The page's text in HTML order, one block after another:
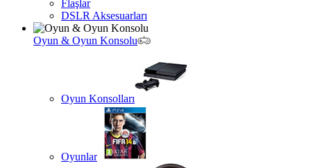
Flaşlar
DSLR Aksesuarları
Oyun & Oyun Konsolu
Oyun Konsolları
Oyunlar